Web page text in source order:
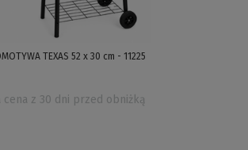
TEXAS 52 x 30 cm - 11225
cena z 30 dni przed obniżką